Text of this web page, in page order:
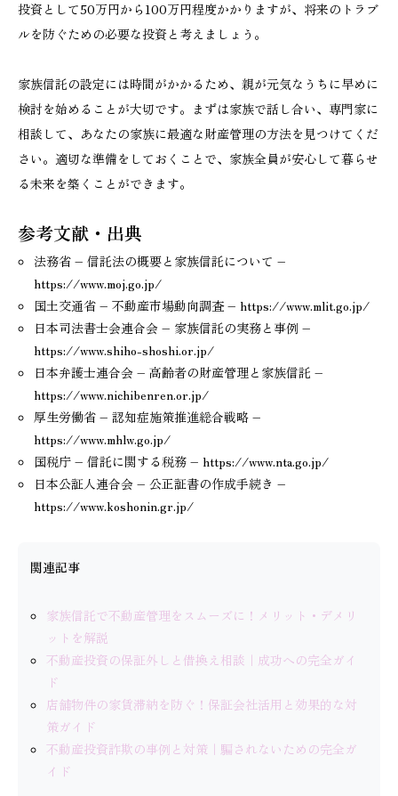
投資として50万円から100万円程度かかりますが、将来のトラブ
ルを防ぐための必要な投資と考えましょう。
家族信託の設定には時間がかかるため、親が元気なうちに早めに
検討を始めることが大切です。まずは家族で話し合い、専門家に
相談して、あなたの家族に最適な財産管理の方法を見つけてくだ
さい。適切な準備をしておくことで、家族全員が安心して暮らせ
る未来を築くことができます。
参考文献・出典
法務省 – 信託法の概要と家族信託について –
https://www.moj.go.jp/
国土交通省 – 不動産市場動向調査 – https://www.mlit.go.jp/
日本司法書士会連合会 – 家族信託の実務と事例 –
https://www.shiho-shoshi.or.jp/
日本弁護士連合会 – 高齢者の財産管理と家族信託 –
https://www.nichibenren.or.jp/
厚生労働省 – 認知症施策推進総合戦略 –
https://www.mhlw.go.jp/
国税庁 – 信託に関する税務 – https://www.nta.go.jp/
日本公証人連合会 – 公正証書の作成手続き –
https://www.koshonin.gr.jp/
関連記事
家族信託で不動産管理をスムーズに！メリット・デメリ
ットを解説
不動産投資の保証外しと借換え相談｜成功への完全ガイ
ド
店舗物件の家賃滞納を防ぐ！保証会社活用と効果的な対
策ガイド
不動産投資詐欺の事例と対策｜騙されないための完全ガ
イド